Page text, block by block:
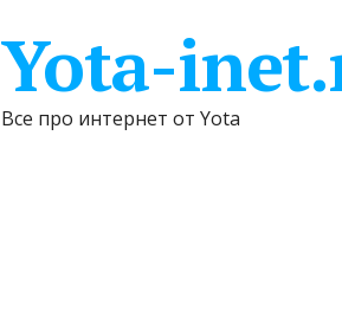
Yota-
Все про интернет от Yota